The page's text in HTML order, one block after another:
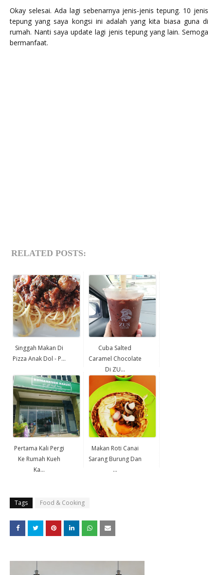
Okay selesai. Ada lagi sebenarnya jenis-jenis tepung. 10 jenis
tepung yang saya kongsi ini adalah yang kita biasa guna di
rumah. Nanti saya update lagi jenis tepung yang lain. Semoga
bermanfaat.
RELATED POSTS:
Singgah Makan Di
Pizza Anak Dol - P...
Cuba Salted
Caramel Chocolate
Di ZU...
Pertama Kali Pergi
Ke Rumah Kueh
Ka...
Makan Roti Canai
Sarang Burung Dan
...
Tags Food & Cooking